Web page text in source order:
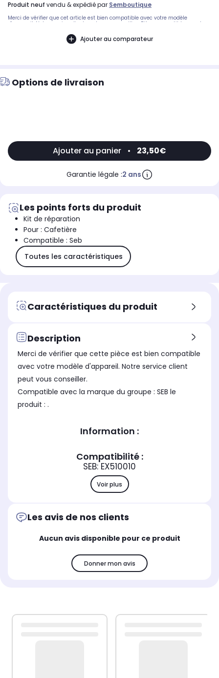
produit neuf vendu & expédié par Semboutique
Merci de vérifier que cet article est bien compatible avec votre modèle
d'appareil. Notre service client peut vous conseiller. .Pièce compatible avec les
Ajouter au comparateur
Options de livraison
Ajouter au panier • 23,50€
Garantie légale :2 ans
Les points forts du produit
Kit de réparation
Pour : Cafetière
Compatible : Seb
Toutes les caractéristiques
Caractéristiques du produit
Description
Merci de vérifier que cette pièce est bien compatible
avec votre modèle d'appareil. Notre service client
peut vous conseiller.
Compatible avec la marque du groupe : SEB le
produit : .
Information :
Compatibilité :
SEB: EX510010
Voir plus
Les avis de nos clients
Aucun avis disponible pour ce produit
Donner mon avis